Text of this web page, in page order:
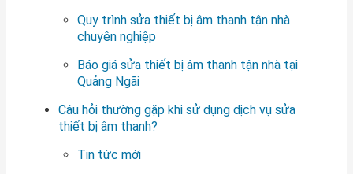
Quy trình sửa thiết bị âm thanh tận nhà
chuyên nghiệp
Báo giá sửa thiết bị âm thanh tận nhà tại
Quảng Ngãi
Câu hỏi thường gặp khi sử dụng dịch vụ sửa
thiết bị âm thanh?
Tin tức mới